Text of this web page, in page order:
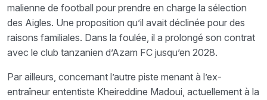
malienne de football pour prendre en charge la sélection
des Aigles. Une proposition qu’il avait déclinée pour des
raisons familiales. Dans la foulée, il a prolongé son contrat
avec le club tanzanien d’Azam FC jusqu’en 2028.
Par ailleurs, concernant l’autre piste menant à l’ex-
entraîneur ententiste Kheireddine Madoui, actuellement à la